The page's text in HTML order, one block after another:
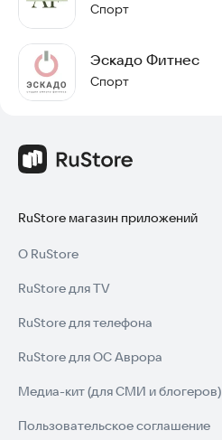
Спорт
Эскадо Фитнес
Спорт
RuStore магазин приложений
О RuStore
RuStore для TV
RuStore для телефона
RuStore для ОС Аврора
Медиа-кит (для СМИ и блогеров)
Пользовательское соглашение